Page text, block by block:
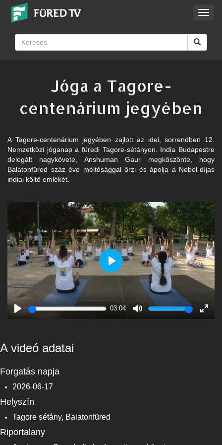
Jóga a Tagore-
centenárium jegyében
A Tagore-centenárium jegyében zajlott az idei, sorrendben 12.
Nemzetközi jóganap a füredi Tagore-sétányon. India Budapestre
delegált nagykövete, Anshuman Gaur megköszönte, hogy
Balatonfüred száz éve méltósággal őrzi és ápolja a Nobel-díjas
indiai költő emlékét.
03:04
Play
A videó adatai
Forgatás napja
2026-06-17
Helyszín
Tagore sétány, Balatonfüred
Riportalany